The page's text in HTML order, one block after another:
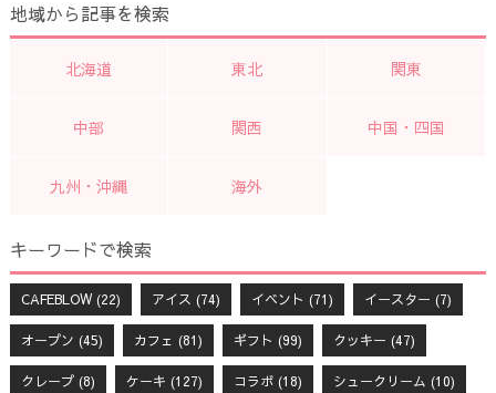
地域から記事を検索
北海道 東北 関東
中部 関西 中国・四国
九州・沖縄 海外
キーワードで検索
CAFEBLOW(22) アイス (74) イベント (71) イースター (7)
オープン (45) カフェ (81) ギフト (99) クッキー (47)
クレープ(8) ケーキ (127) コラボ(18) シュークリーム (10)